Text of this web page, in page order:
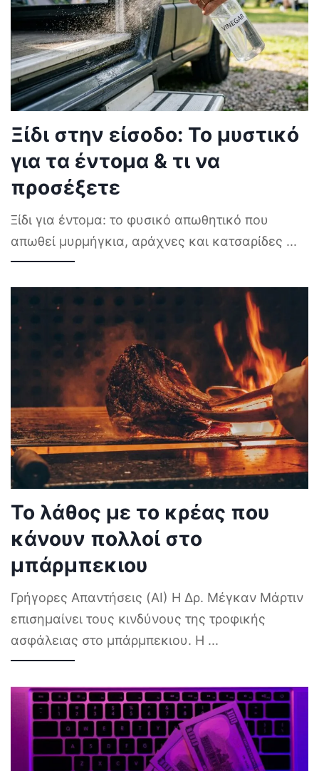
Ξίδι στην είσοδο: Το μυστικό
για τα έντομα & τι να
προσέξετε
Ξίδι για έντομα: το φυσικό απωθητικό που
απωθεί μυρμήγκια, αράχνες και κατσαρίδες ...
Το λάθος με το κρέας που
κάνουν πολλοί στο
μπάρμπεκιου
Γρήγορες Απαντήσεις (AI) Η Δρ. Μέγκαν Μάρτιν
επισημαίνει τους κινδύνους της τροφικής
ασφάλειας στο μπάρμπεκιου. Η ...